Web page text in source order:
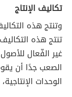
تكاليف الإنتاج
وتنتج هذه
تنتج هذه
غير الفّعال
الصعب جدًا أن
الوحدات